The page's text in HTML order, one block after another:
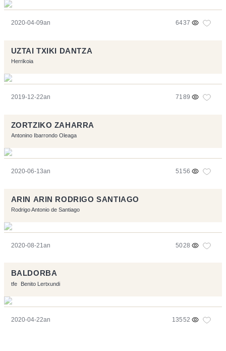
2020-04-09an 6437
UZTAI TXIKI DANTZA
Herrikoia
2019-12-22an 7189
ZORTZIKO ZAHARRA
Antonino Ibarrondo Oleaga
2020-06-13an 5156
ARIN ARIN RODRIGO SANTIAGO
Rodrigo Antonio de Santiago
2020-08-21an 5028
BALDORBA
tfe Benito Lertxundi
2020-04-22an 13552